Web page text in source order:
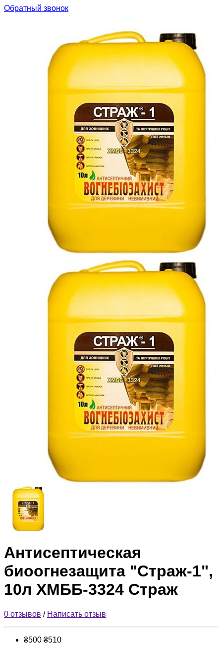
Обратный звонок
Антисептическая
биоогнезащита "Страж-1",
10л ХМББ-3324 Страж
0 отзывов / Написать отзыв
₴500 ₴510